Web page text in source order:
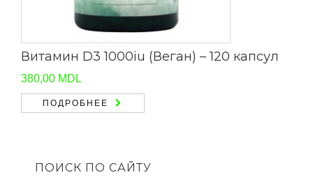
Витамин D3 1000iu (Веган) – 120 капсул
380,00 MDL
ПОДРОБНЕЕ
ПОИСК ПО САЙТУ